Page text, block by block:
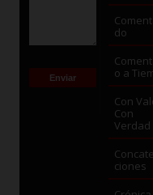
do
o a
Con
Con
Verdad
ciones